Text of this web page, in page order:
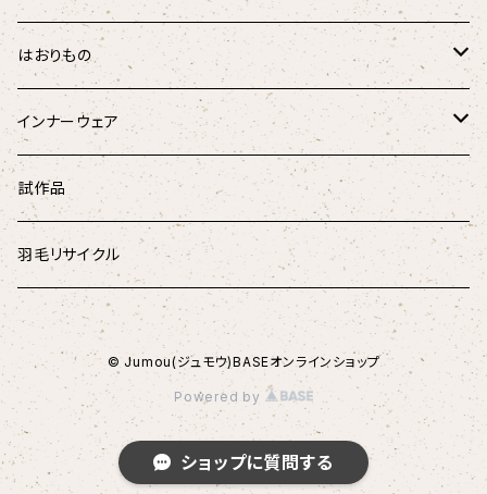
チェック柄
ドット柄
和柄
デニム
羽毛掛けふとん
はおりもの
はんてん
インナーウェア
ペチコート
腹巻き
試作品
羽毛リサイクル
© Jumou(ジュモウ)BASEオンラインショップ
Powered by
ショップに質問する